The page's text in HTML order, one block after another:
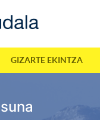
GIZARTE EKINTZA